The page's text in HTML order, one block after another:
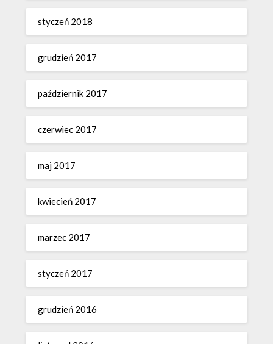
styczeń 2018
grudzień 2017
październik 2017
czerwiec 2017
maj 2017
kwiecień 2017
marzec 2017
styczeń 2017
grudzień 2016